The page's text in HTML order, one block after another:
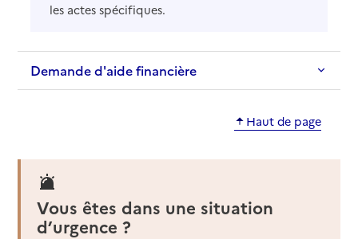
les actes spécifiques.
Demande d'aide financière
Haut de page
Vous êtes dans une situation
d’urgence ?